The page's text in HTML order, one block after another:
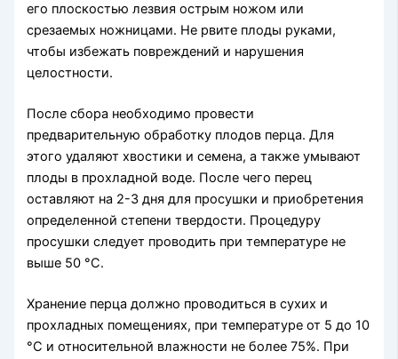
его плоскостью лезвия острым ножом или
срезаемых ножницами. Не рвите плоды руками,
чтобы избежать повреждений и нарушения
целостности.
После сбора необходимо провести
предварительную обработку плодов перца. Для
этого удаляют хвостики и семена, а также умывают
плоды в прохладной воде. После чего перец
оставляют на 2-3 дня для просушки и приобретения
определенной степени твердости. Процедуру
просушки следует проводить при температуре не
выше 50 °C.
Хранение перца должно проводиться в сухих и
прохладных помещениях, при температуре от 5 до 10
°C и относительной влажности не более 75%. При